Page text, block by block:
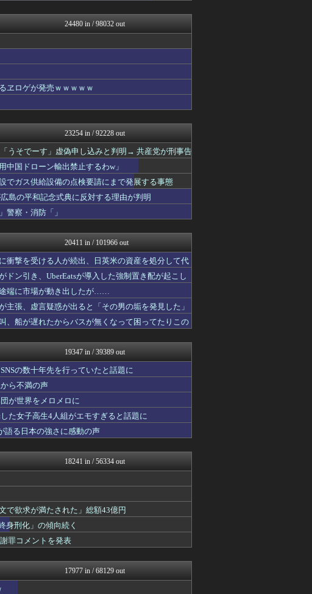
バズッター速報
わんこーる速報！
！...
ホロちゃんねる
【サッカー まとめ】サカラ...
なんじぇいスタジアム＠なん...
ぴこ速(〃'∇'〃)？
...
ラビット速報
イ...
キニ速
虎速
まとめCUP
芸能人の気になる噂
芸能人の気になる噂
ね...
浮気ちゃんねる
…...
NEWSまとめもりー｜2c...
ベイスターズ速報＠なんJ
mashlife通信
異世界転生まとめ速報
日向坂46まとめ速報
なんJミュージアム
輸...
おーるじゃんる
おうち速報
ぶる速-VIP
...
トレンドの通り道
なんJ（まとめては）いかん...
不思議.net - 5ch...
政経ワロスまとめニュース♪
なんJ PRIDE
女...
修羅場ライフ速報
ウマ娘うまぴょい速報
ニュース30over
...
子育てちゃんねる
...
げぇ速
おたくみくす 声優まとめ
女子アナお宝画像速報－5c...
なんじぇいスタジアム＠なん...
保守速報
馬鳥速報
日刊やきう速報
...
24480 in / 98032 out
ヱロゲが発売ｗｗｗｗｗ
23254 in / 92228 out
うそでーす」虚偽申し込みと判明→ 共産党が刑事告
中国ドローン輸出禁止するわw」
でガス供給設備の点検要請にまで発展する事態
島の平和記念式典に反対する理由が判明
警察・消防「」
20411 in / 101966 out
衝撃を受ける人が続出、日英米の資産を処分して代
ドン引き、UberEatsが導入した強制置き配が起こし
端に市場が動き出したが……
主張、虚言疑惑が出ると「その男の垢を発見した」
、船が遅れたからバスが無くなって困ってたりこの
19347 in / 39389 out
の数十年先を行っていたと話題に
ら不満の声
が世界をメロメロに
た女子高生4人組がエモすぎると話題に
語る日本の強さに感動の声
18241 in / 56334 out
欲求が満たされた」総額43億円
身刑化」の傾向続く
罪コメントを発表
17977 in / 68129 out